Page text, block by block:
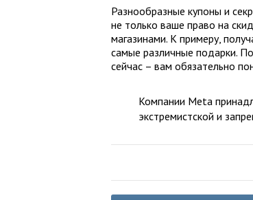
Разнообразные купоны и
не только ваше право на
магазинами. К примеру,
самые различные подарки.
сейчас – вам обязательно
Компании Meta
экстремистской и